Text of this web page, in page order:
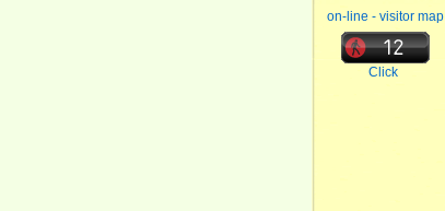
on-line - visitor map
Click